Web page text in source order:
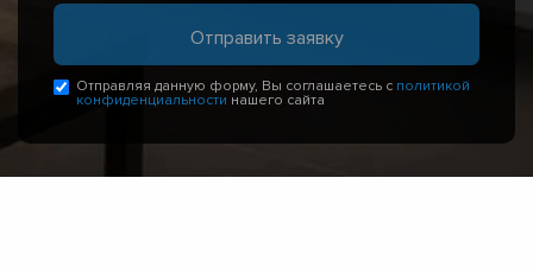
Отправляя данную форму, Вы соглашаетесь с политикой
конфиденциальности нашего сайта